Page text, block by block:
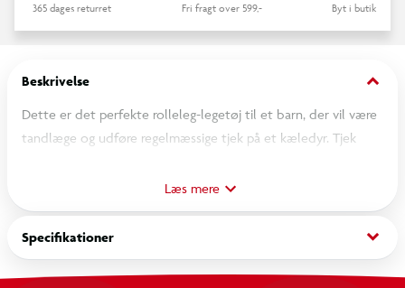
365 dages returret Fri fragt over 599,- Byt i butik
Beskrivelse keyboard_arrow_down
Dette er det perfekte rolleleg-legetøj til et barn, der vil være
tandlæge og udføre regelmæssige tjek på et kæledyr. Tjek
Dette kæledyrstandlæge-legetøjssæt har mange interaktive
legefunktioner: en legesyg tandkontrol og øvelse med tænder
og tandpasta.
Læs mere
Specifikationer keyboard_arrow_down